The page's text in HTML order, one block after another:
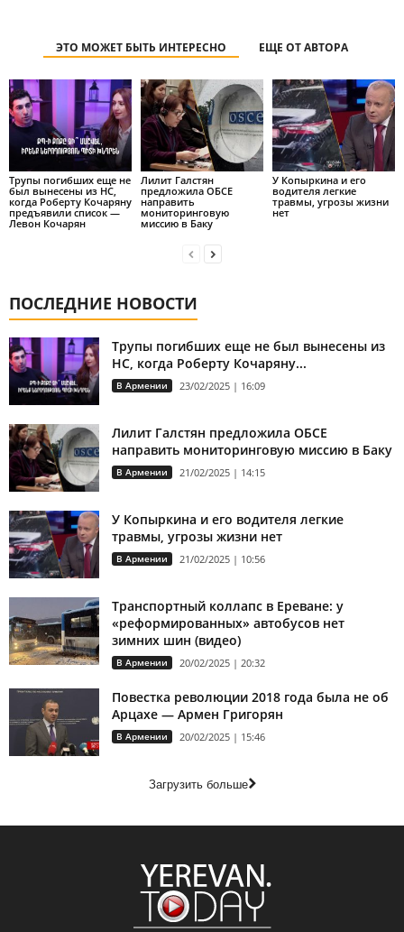
ЭТО МОЖЕТ БЫТЬ ИНТЕРЕСНО ЕЩЕ ОТ АВТОРА
Трупы погибших еще не
был вынесены из НС,
когда Роберту Кочаряну
предъявили список —
Левон Кочарян
Лилит Галстян
предложила ОБСЕ
направить
мониторинговую
миссию в Баку
У Копыркина и его
водителя легкие
травмы, угрозы жизни
нет
ПОСЛЕДНИЕ НОВОСТИ
Трупы погибших еще не был вынесены из
НС, когда Роберту Кочаряну...
В Армении 23/02/2025 | 16:09
Лилит Галстян предложила ОБСЕ
направить мониторинговую миссию в Баку
В Армении 21/02/2025 | 14:15
У Копыркина и его водителя легкие
травмы, угрозы жизни нет
В Армении 21/02/2025 | 10:56
Транспортный коллапс в Ереване: у
«реформированных» автобусов нет
зимних шин (видео)
В Армении 20/02/2025 | 20:32
Повестка революции 2018 года была не об
Арцахе — Армен Григорян
В Армении 20/02/2025 | 15:46
Загрузить больше